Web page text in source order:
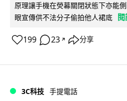
原理讓手機在熒幕關閉狀態下亦能
眼宣傳供不法分子偷拍他人裙底
199 23 ↗ 分享
3C科技 手提電話